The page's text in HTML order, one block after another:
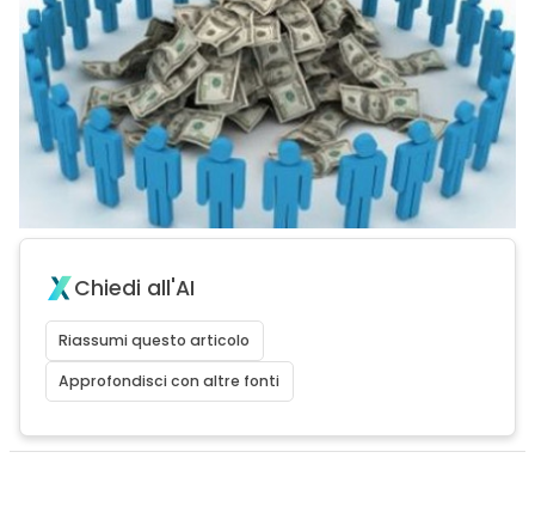
Chiedi all'AI
Riassumi questo articolo
Approfondisci con altre fonti